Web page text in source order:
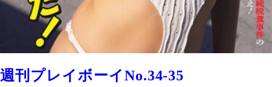
週刊プレイボーイNo.34-35